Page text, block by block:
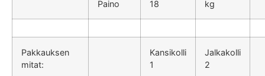
Paino 18 kg
Pakkauksen
mitat:
Kansikolli
1
Jalkakolli
2